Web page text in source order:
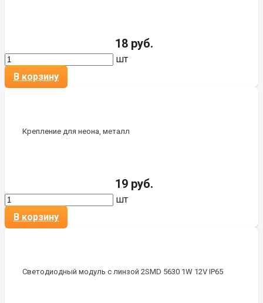
18 руб.
шт
В корзину
Крепление для неона, металл
19 руб.
шт
В корзину
Светодиодный модуль с линзой 2SMD 5630 1W 12V IP65